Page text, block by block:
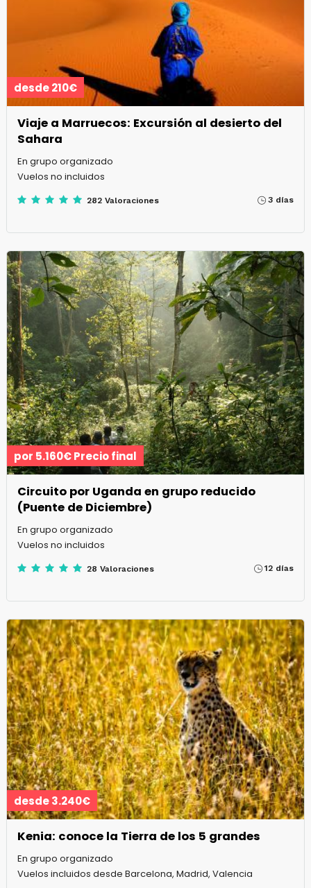
desde 210€
Viaje a Marruecos: Excursión al desierto del
Sahara
En grupo organizado
Vuelos no incluidos
282 Valoraciones 3 días
por 5.160€ Precio final
Circuito por Uganda en grupo reducido
(Puente de Diciembre)
En grupo organizado
Vuelos no incluidos
28 Valoraciones 12 días
desde 3.240€
Kenia: conoce la Tierra de los 5 grandes
En grupo organizado
Vuelos incluidos desde Barcelona, Madrid, Valencia